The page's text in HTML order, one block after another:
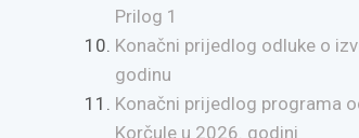
Prilog 1
Konačni prijedlog odluke o
godinu
Konačni prijedlog programa
Korčule u 2026. godini